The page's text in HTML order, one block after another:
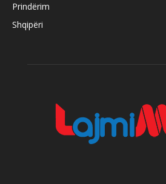
Prindërim
Shqipëri